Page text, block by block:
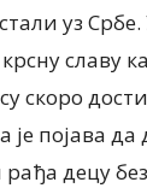
уз
славу
скоро
је појава
децу